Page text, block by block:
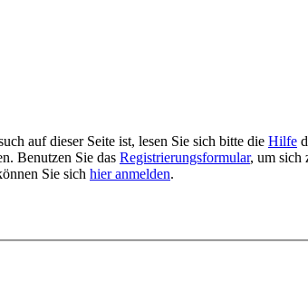
auf dieser Seite ist, lesen Sie sich bitte die Hilfe
Benutzen Sie das Registrierungsformular, um sich
Sie sich hier anmelden.